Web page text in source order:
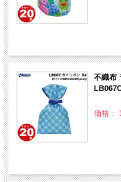
不織布
価格：